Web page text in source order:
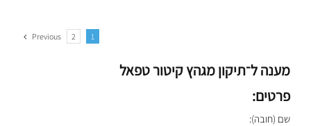
1
2
Previous
מענה ל־תיקון מגהץ קיטור טפאל
פרטים:
שם (חובה):